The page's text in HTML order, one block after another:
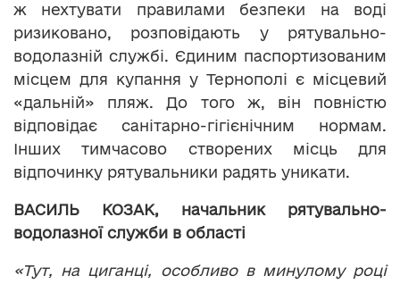
ж нехтувати правилами безпеки на воді
ризиковано, розповідають у рятувально-
водолазній службі. Єдиним паспортизованим
місцем для купання у Тернополі є місцевий
«дальній» пляж. До того ж, він повністю
відповідає санітарно-гігієнічним нормам.
Інших тимчасово створених місць для
відпочинку рятувальники радять уникати.
ВАСИЛЬ КОЗАК, начальник рятувально-
водолазної служби в області
«Тут, на циганці, особливо в минулому році